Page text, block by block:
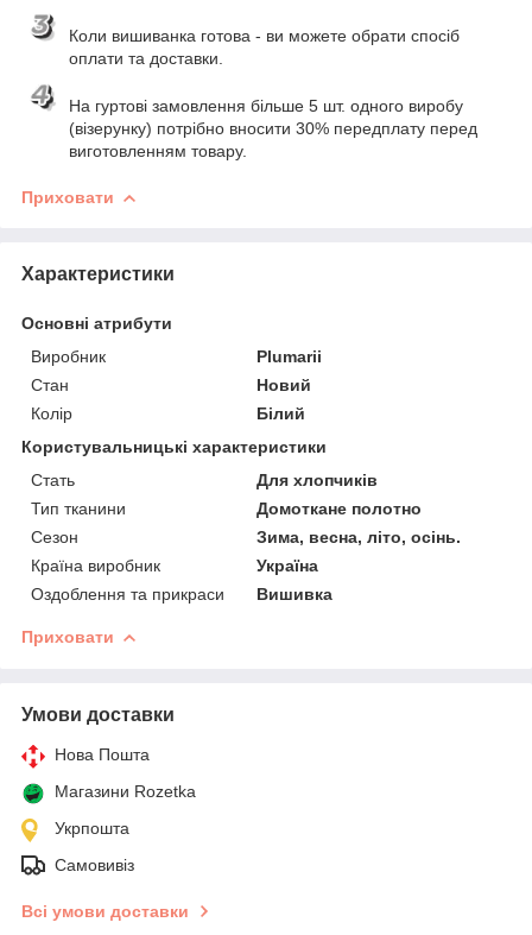
Коли вишиванка готова - ви можете обрати спосіб
оплати та доставки.
На гуртові замовлення більше 5 шт. одного виробу
(візерунку) потрібно вносити 30% передплату перед
виготовленням товару.
Приховати
Характеристики
Основні атрибути
Виробник
Plumarii
Стан
Новий
Колір
Білий
Користувальницькі характеристики
Стать
Для хлопчиків
Тип тканини
Домоткане полотно
Сезон
Зима, весна, літо, осінь.
Країна виробник
Україна
Оздоблення та прикраси
Вишивка
Приховати
Умови доставки
Нова Пошта
Магазини Rozetka
Укрпошта
Самовивіз
Всі умови доставки